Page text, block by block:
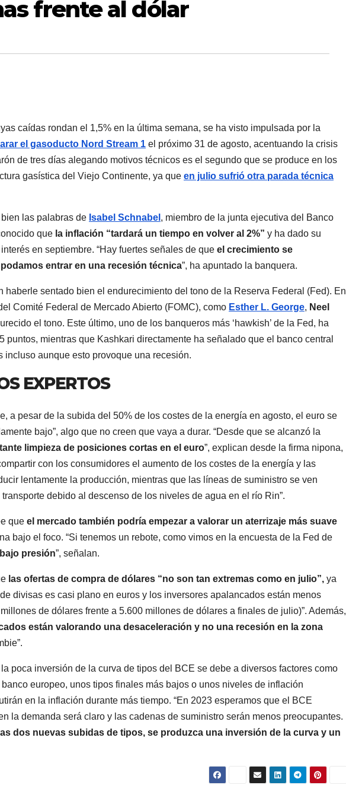
frente al dólar
caídas rondan el 1,5% en la última semana, se ha visto impulsada por la
el gasoducto Nord Stream 1 el próximo 31 de agosto, acentuando la crisis
de tres días alegando motivos técnicos es el segundo que se produce en los
gasística del Viejo Continente, ya que en julio sufrió otra parada técnica
las palabras de Isabel Schnabel , miembro de la junta ejecutiva del Banco
que la inflación “tardará un tiempo en volver al 2%” y ha dado su
en septiembre. “Hay fuertes señales de que el crecimiento se
entrar en una recesión técnica”, ha apuntado la banquera.
haberle sentado bien el endurecimiento del tono de la Reserva Federal (Fed). En
Comité Federal de Mercado Abierto (FOMC), como Esther L. George, Neel
el tono. Este último, uno de los banqueros más ‘hawkish’ de la Fed, ha
puntos, mientras que Kashkari directamente ha señalado que el banco central
aunque esto provoque una recesión.
EXPERTOS
a pesar de la subida del 50% de los costes de la energía en agosto, el euro se
bajo”, algo que no creen que vaya a durar. “Desde que se alcanzó la
limpieza de posiciones cortas en el euro”, explican desde la firma nipona,
con los consumidores el aumento de los costes de la energía y las
lentamente la producción, mientras que las líneas de suministro se ven
debido al descenso de los niveles de agua en el río Rin”.
que el mercado también podría empezar a valorar un aterrizaje más suave
bajo el foco. “Si tenemos un rebote, como vimos en la encuesta de la Fed de
presión”, señalan.
las ofertas de compra de dólares “no son tan extremas como en julio”, ya
divisas es casi plano en euros y los inversores apalancados están menos
de dólares frente a 5.600 millones de dólares a finales de julio)”. Además,
están valorando una desaceleración y no una recesión en la zona
poca inversión de la curva de tipos del BCE se debe a diversos factores como
europeo, unos tipos finales más bajos o unos niveles de inflación
en la inflación durante más tiempo. “En 2023 esperamos que el BCE
la demanda será claro y las cadenas de suministro serán menos preocupantes.
dos nuevas subidas de tipos, se produzca una inversión de la curva y un